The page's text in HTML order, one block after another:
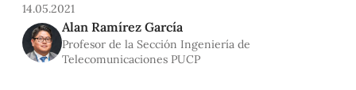
Internacional de Telecomunicaciones (UIT) plantea un tema
de relevancia mundial. En ese sentido, no sorprende que,
en el contexto actual, este sea el de
14.05.2021
Alan Ramírez García
Profesor de la Sección Ingeniería de
Telecomunicaciones PUCP